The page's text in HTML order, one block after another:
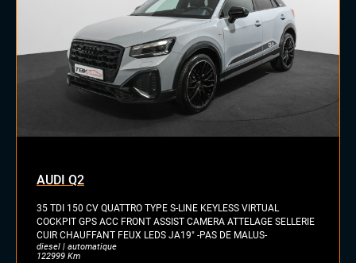
Accoudoir central
Commandes au volant
Palettes au volant
Rétroviseurs électriques
AUDI Q2
35 TDI 150 CV QUATTRO TYPE S-LINE KEYLESS VIRTUAL
COCKPIT GPS ACC FRONT ASSIST CAMERA ATTELAGE SELLERIE
CUIR CHAUFFANT FEUX LEDS JA19" -PAS DE MALUS-
diesel | automatique
122999 Km